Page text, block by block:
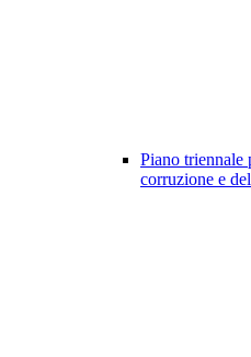
Piano triennale
corruzione e